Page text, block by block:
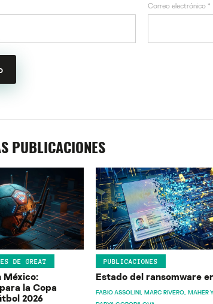
Correo electrónico *
PUBLICACIONES
DE GREAT
México:
la Copa
2026
PUBLICACIONES
Estado del ransomware
FABIO ASSOLINI MARC RIVERO MAHER